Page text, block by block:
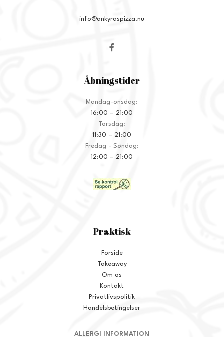
info@ankyraspizza.nu
Åbningstider
Mandag-onsdag:
16:00 – 21:00
Torsdag:
11:30 – 21:00
Fredag - Søndag:
12:00 – 21:00
Praktisk
Forside
Takeaway
Om os
Kontakt
Privatlivspolitik
Handelsbetingelser
ALLERGI INFORMATION